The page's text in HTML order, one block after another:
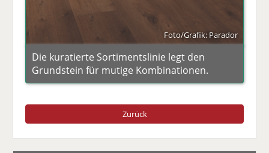
Foto/Grafik: Parador
Die kuratierte Sortimentslinie legt den
Grundstein für mutige Kombinationen.
Zurück